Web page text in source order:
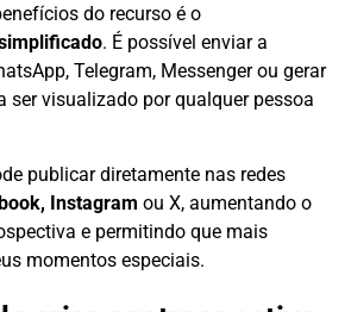
do recurso é o
. É possível enviar a
Telegram, Messenger ou gerar
ser visualizado por qualquer pessoa
publicar diretamente nas redes
Instagram ou X, aumentando o
e permitindo que mais
momentos especiais.